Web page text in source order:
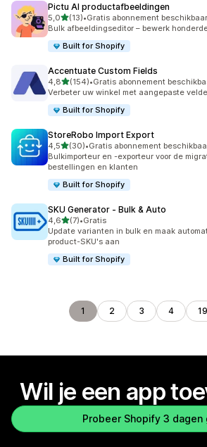
Pictu AI productafbeeldingen
5,0van 5 sterren
(13)
13 recensies in totaal
•Gratis abonnement beschikbaar
Bulk afbeeldingseditor – bewerk
Built for Shopify
Accentuate Custom Fields
4,8van 5 sterren
(154)
154 recensies in totaal
•Gratis abonnement
Verbeter uw winkel met aangepaste
Built for Shopify
StoreRobo Import Export
4,5van 5 sterren
(30)
30 recensies in totaal
•Gratis abonnement
Bulkimporteur en -exporteur voor de
bestellingen en klanten
Built for Shopify
SKU Generator ‑ Bulk & Auto
4,6van 5 sterren
(7)
7 recensies in totaal
•Gratis
Update varianten in bulk en maak
product-SKU's aan
Built for Shopify
1 2 3 4 19
Wil je een app
Probeer Shopify 3 dagen